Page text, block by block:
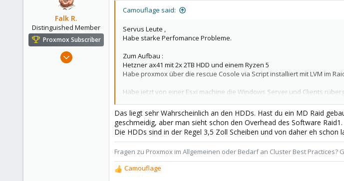
Falk R.
Distinguished Member
Proxmox Subscriber
Aug 2, 2021
Camouflage said:
Servus Leute ,
Habe starke Perfomance Probleme.
Zum Aufbau :
Hetzner ax41 mit 2x 2TB HDD und einem Ryzen 5
Habe proxmox über die rescue Cosole via Script installiert mit LVM im
Habe jetzt von einer Esxi machine die Windows Server und Clients
virtio disk Netzwerk usw
scsi Single
Disk Raw Format, QCow2 auch getestet.
Die Datenträgersuslastung liegt öfter mal bei 100% wir reden hier
Das liegt sehr Wahrscheinlich an den HDDs. Hast du ein MD Raid
geschmeidig, aber man sieht schon den Overhead des Software Raid1.
Die HDDs sind in der Regel 3,5 Zoll Scheiben und von daher eh schon
Fragen zu Proxmox im Allgemeinen oder Bedarf an Cluster Best
R
Camouflage